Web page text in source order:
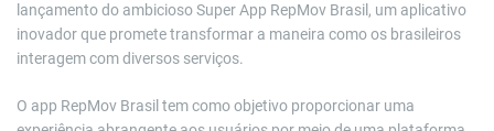
lançamento do ambicioso Super App RepMov Brasil, um aplicativo
inovador que promete transformar a maneira como os brasileiros
interagem com diversos serviços.
O app RepMov Brasil tem como objetivo proporcionar uma